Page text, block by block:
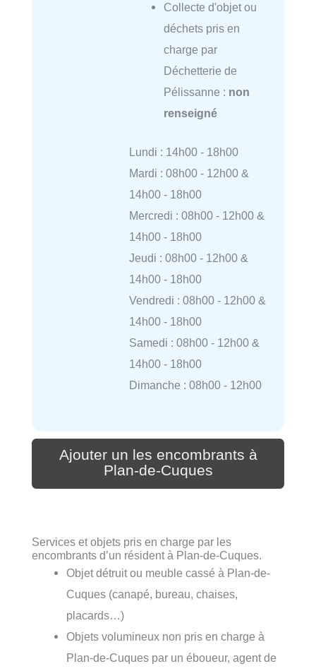
Collecte d'objet ou
déchets pris en
charge par
Déchetterie de
Pélissanne : non
renseigné
Lundi : 14h00 - 18h00
Mardi : 08h00 - 12h00 &
14h00 - 18h00
Mercredi : 08h00 - 12h00 &
14h00 - 18h00
Jeudi : 08h00 - 12h00 &
14h00 - 18h00
Vendredi : 08h00 - 12h00 &
14h00 - 18h00
Samedi : 08h00 - 12h00 &
14h00 - 18h00
Dimanche : 08h00 - 12h00
Ajouter un les encombrants à
Plan-de-Cuques
Services et objets pris en charge par les
encombrants d’un résident à Plan-de-Cuques.
Objet détruit ou meuble cassé à Plan-de-
Cuques (canapé, bureau, chaises,
placards…)
Objets volumineux non pris en charge à
Plan-de-Cuques par un éboueur, agent de